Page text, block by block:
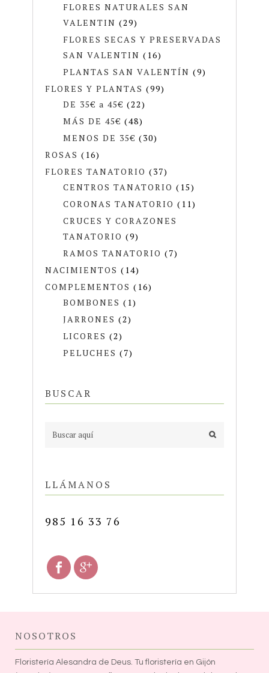
FLORES NATURALES SAN
VALENTIN (29)
FLORES SECAS Y PRESERVADAS
SAN VALENTIN (16)
PLANTAS SAN VALENTÍN (9)
FLORES Y PLANTAS (99)
DE 35€ a 45€ (22)
MÁS DE 45€ (48)
MENOS DE 35€ (30)
ROSAS (16)
FLORES TANATORIO (37)
CENTROS TANATORIO (15)
CORONAS TANATORIO (11)
CRUCES Y CORAZONES
TANATORIO (9)
RAMOS TANATORIO (7)
NACIMIENTOS (14)
COMPLEMENTOS (16)
BOMBONES (1)
JARRONES (2)
LICORES (2)
PELUCHES (7)
BUSCAR
LLÁMANOS
985 16 33 76
NOSOTROS
Floristería Alesandra de Deus. Tu floristería en Gijón